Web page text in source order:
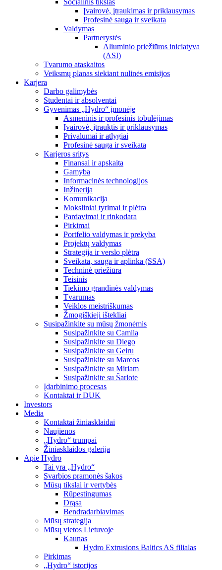
Įvairovė, įtraukimas ir priklausymas
Profesinė sauga ir sveikata
Valdymas
Partnerystės
Aliuminio priežiūros iniciatyva
(ASI)
Tvarumo ataskaitos
Veiksmų planas siekiant nulinės emisijos
Karjera
Darbo galimybės
Studentai ir absolventai
Gyvenimas „Hydro“ įmonėje
Asmeninis ir profesinis tobulėjimas
Įvairovė, įtrauktis ir priklausymas
Privalumai ir atlygiai
Profesinė sauga ir sveikata
Karjeros sritys
Finansai ir apskaita
Gamyba
Informacinės technologijos
Inžinerija
Komunikacija
Moksliniai tyrimai ir plėtra
Pardavimai ir rinkodara
Pirkimai
Portfelio valdymas ir prekyba
Projektų valdymas
Strategija ir verslo plėtra
Sveikata, sauga ir aplinka (SSA)
Techninė priežiūra
Teisinis
Tiekimo grandinės valdymas
Tvarumas
Veiklos meistriškumas
Žmogiškieji ištekliai
Susipažinkite su mūsų žmonėmis
Susipažinkite su Camila
Susipažinkite su Diego
Susipažinkite su Geiru
Susipažinkite su Marcos
Susipažinkite su Miriam
Susipažinkite su Šarlote
Įdarbinimo procesas
Kontaktai ir DUK
Investors
Media
Kontaktai žiniasklaidai
Naujienos
„Hydro“ trumpai
Žiniasklaidos galerija
Apie Hydro
Tai yra „Hydro“
Svarbios pramonės šakos
Mūsų tikslai ir vertybės
Rūpestingumas
Drąsa
Bendradarbiavimas
Mūsų strategija
Mūsų vietos Lietuvoje
Kaunas
Hydro Extrusions Baltics AS filialas
Pirkimas
„Hydro“ istorijos